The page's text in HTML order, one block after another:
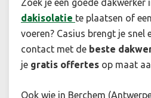
Zoek je een goede dakwerker
dakisolatie te plaatsen of een
voeren? Casius brengt je snel
contact met de beste
je gratis offertes op maat
Ook wie in Berchem